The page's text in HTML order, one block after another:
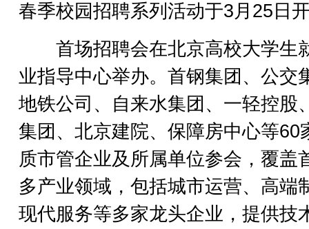
春季校园招聘系列活动于3月25日
首场招聘会在北京高校大学生
业指导中心举办。首钢集团、公交
地铁公司、自来水集团、一轻控股
集团、北京建院、保障房中心等60
质市管企业及所属单位参会，覆盖
多产业领域，包括城市运营、高端
现代服务等多家龙头企业，提供技